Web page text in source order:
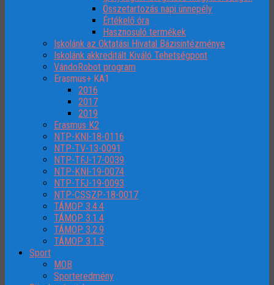
Összetartozás napi ünnepély
Értékelő óra
Hasznosuló termékek
Iskolánk az Oktatási Hivatal Bázisintézménye
Iskolánk akkreditált Kiváló Tehetségpont
VándoRobot program
Erasmus+ KA1
2016
2017
2019
Erasmus K2
NTP-KNI-18-0116
NTP-TV-13-0091
NTP-TFJ-17-0039
NTP-KNI-19-0074
NTP-TFJ-19-0093
NTP-CSSZP-18-0017
TÁMOP 3.4.4
TÁMOP 3.1.4
TÁMOP 3.2.9
TÁMOP 3.1.5
Sport
MOB
Sporteredmény